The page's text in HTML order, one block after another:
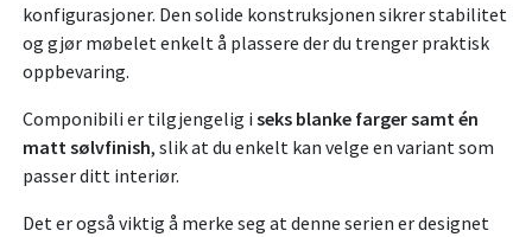
konfigurasjoner. Den solide konstruksjonen sikrer stabilitet
og gjør møbelet enkelt å plassere der du trenger praktisk
oppbevaring.
Componibili er tilgjengelig i seks blanke farger samt én
matt sølvfinish, slik at du enkelt kan velge en variant som
passer ditt interiør.
Det er også viktig å merke seg at denne serien er designet